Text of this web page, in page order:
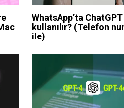
WhatsApp’ta ChatGPT
kullanılır? (Telefon
ile)